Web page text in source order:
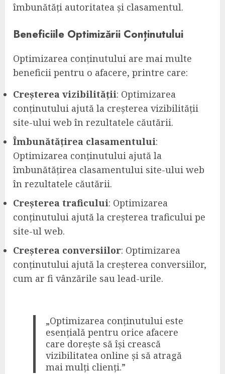
îmbunătăți autoritatea și clasamentul.
Beneficiile Optimizării Conținutului
Optimizarea conținutului are mai multe
beneficii pentru o afacere, printre care:
Creșterea vizibilității: Optimizarea
conținutului ajută la creșterea vizibilității
site-ului web în rezultatele căutării.
Îmbunătățirea clasamentului:
Optimizarea conținutului ajută la
îmbunătățirea clasamentului site-ului web
în rezultatele căutării.
Creșterea traficului: Optimizarea
conținutului ajută la creșterea traficului pe
site-ul web.
Creșterea conversiilor: Optimizarea
conținutului ajută la creșterea conversiilor,
cum ar fi vânzările sau lead-urile.
„Optimizarea conținutului este
esențială pentru orice afacere
care dorește să își crească
vizibilitatea online și să atragă
mai mulți clienți.”